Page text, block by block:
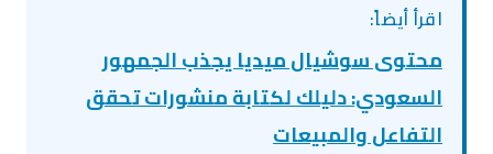
اقرأ أيضاً:
محتوى سوشيال ميديا يجذب الجمهور
السعودي: دليلك لكتابة منشورات تحقق
التفاعل والمبيعات